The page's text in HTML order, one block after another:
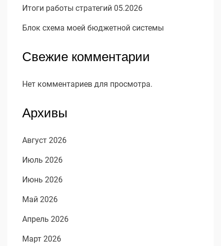
Итоги работы стратегий 05.2026
Блок схема моей бюджетной системы
Свежие комментарии
Нет комментариев для просмотра.
Архивы
Август 2026
Июль 2026
Июнь 2026
Май 2026
Апрель 2026
Март 2026